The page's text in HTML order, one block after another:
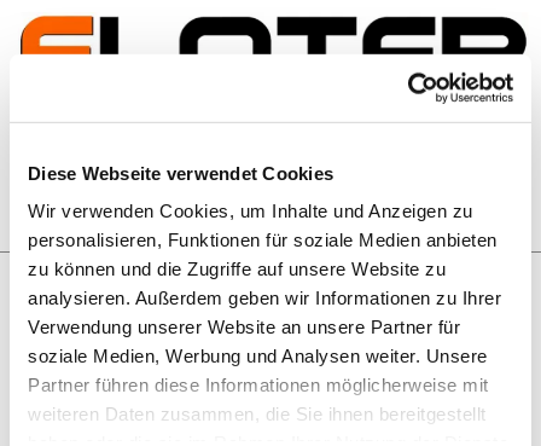
Diese Webseite verwendet Cookies
Wir verwenden Cookies, um Inhalte und Anzeigen zu
personalisieren, Funktionen für soziale Medien anbieten
zu können und die Zugriffe auf unsere Website zu
analysieren. Außerdem geben wir Informationen zu Ihrer
Verwendung unserer Website an unsere Partner für
soziale Medien, Werbung und Analysen weiter. Unsere
Partner führen diese Informationen möglicherweise mit
weiteren Daten zusammen, die Sie ihnen bereitgestellt
Zum Inhalt springen
Artikelsuche
Rechtliches
Hier geht es zu unserenAGB , zumWiderrufsrecht, zum
Impressum und zu unseremDatenschutz.